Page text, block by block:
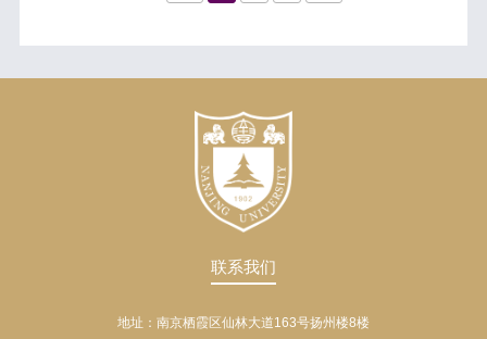
联系我们
地址：南京栖霞区仙林大道163号扬州楼8楼